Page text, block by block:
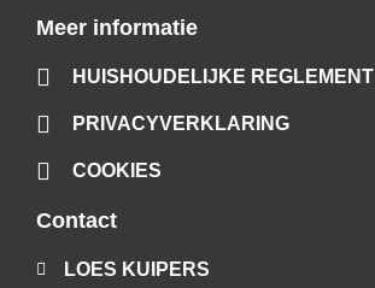
Meer informatie
HUISHOUDELIJKE REGLEMENT
PRIVACYVERKLARING
COOKIES
Contact
LOES KUIPERS